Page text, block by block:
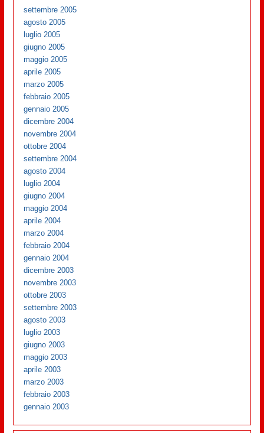
settembre 2005
agosto 2005
luglio 2005
giugno 2005
maggio 2005
aprile 2005
marzo 2005
febbraio 2005
gennaio 2005
dicembre 2004
novembre 2004
ottobre 2004
settembre 2004
agosto 2004
luglio 2004
giugno 2004
maggio 2004
aprile 2004
marzo 2004
febbraio 2004
gennaio 2004
dicembre 2003
novembre 2003
ottobre 2003
settembre 2003
agosto 2003
luglio 2003
giugno 2003
maggio 2003
aprile 2003
marzo 2003
febbraio 2003
gennaio 2003